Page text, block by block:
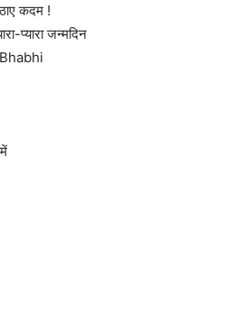
कदम !
प्यारा जन्मदिन